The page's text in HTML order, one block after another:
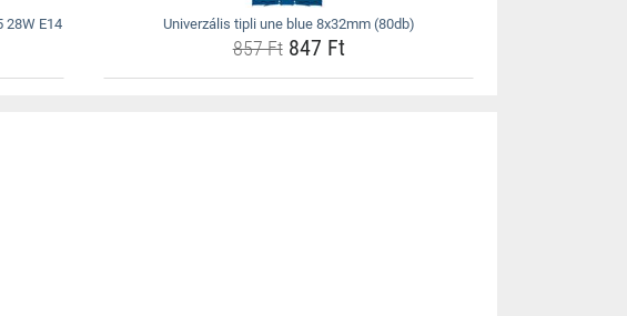
28W E14 Univerzális tipli une blue 8x32mm (80db)
857 Ft847 Ft